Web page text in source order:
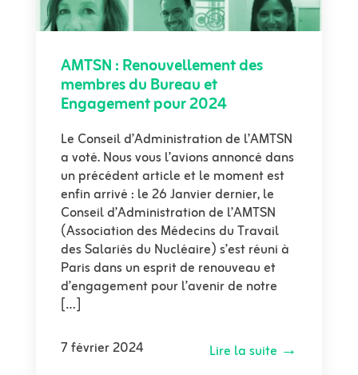
AMTSN : Renouvellement des
membres du Bureau et
Engagement pour 2024
Le Conseil d’Administration de l’AMTSN
a voté. Nous vous l’avions annoncé dans
un précédent article et le moment est
enfin arrivé : le 26 Janvier dernier, le
Conseil d’Administration de l’AMTSN
(Association des Médecins du Travail
des Salariés du Nucléaire) s’est réuni à
Paris dans un esprit de renouveau et
d’engagement pour l’avenir de notre
[…]
7 février 2024
Lire la suite →